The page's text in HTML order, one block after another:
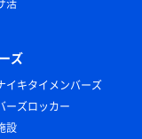
活
ズ
イキタイメンバーズ
ーズロッカー
設